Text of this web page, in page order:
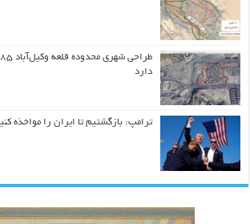
دارد
ترامپ: بازگشتیم تا ایران را مواخذه